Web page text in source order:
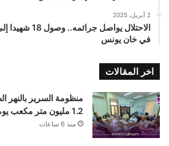
2 أبريل، 2025
الاحتلال
في خان يونس
اخر المقالات
منظومة السرير بالنهر
1.2 مليون متر مكعب يوميًا
منذ 6 ساعات